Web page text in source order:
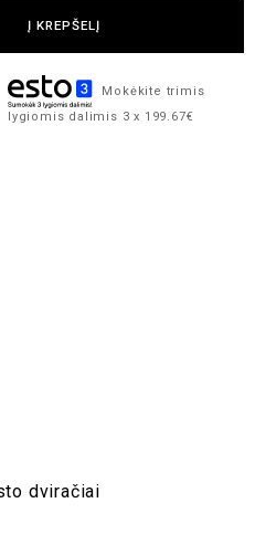
Į KREPŠELĮ
Mokėkite trimis
lygiomis dalimis 3 x 199.67€
dviračiai